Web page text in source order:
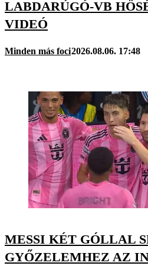
LABDARÚGÓ-VB
VIDEÓ
Minden más foci2026.08.06. 17:48
MESSI KÉT GÓLLAL
GYŐZELEMHEZ AZ